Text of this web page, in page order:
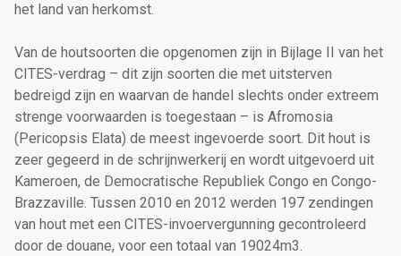
het land van herkomst.
Van de houtsoorten die opgenomen zijn in Bijlage II van het
CITES-verdrag – dit zijn soorten die met uitsterven
bedreigd zijn en waarvan de handel slechts onder extreem
strenge voorwaarden is toegestaan – is Afromosia
(Pericopsis Elata) de meest ingevoerde soort. Dit hout is
zeer gegeerd in de schrijnwerkerij en wordt uitgevoerd uit
Kameroen, de Democratische Republiek Congo en Congo-
Brazzaville. Tussen 2010 en 2012 werden 197 zendingen
van hout met een CITES-invoervergunning gecontroleerd
door de douane, voor een totaal van 19024m3.